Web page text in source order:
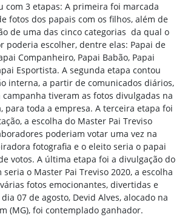
com 3 etapas: A primeira foi marcada
fotos dos papais com os filhos, além de
de uma das cinco categorias da qual o
poderia escolher, dentre elas: Papai de
Companheiro, Papai Babão, Papai
Esportista. A segunda etapa contou
interna, a partir de comunicados diários,
tiveram as fotos divulgadas na
para toda a empresa. A terceira etapa foi
a escolha do Master Pai Treviso
poderiam votar uma vez na
fotografia e o eleito seria o papai
votos. A última etapa foi a divulgação do
o Master Pai Treviso 2020, a escolha
fotos emocionantes, divertidas e
07 de agosto, Devid Alves, alocado na
(MG), foi contemplado ganhador.